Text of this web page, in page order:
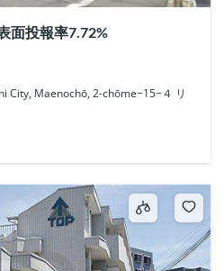
面投報率7.72%
City, Maenochō, 2-chōme−15−４ リ